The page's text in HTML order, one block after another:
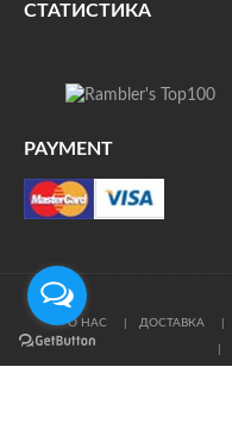
СТАТИСТИКА
PAYMENT
О НАС ДОСТАВКА